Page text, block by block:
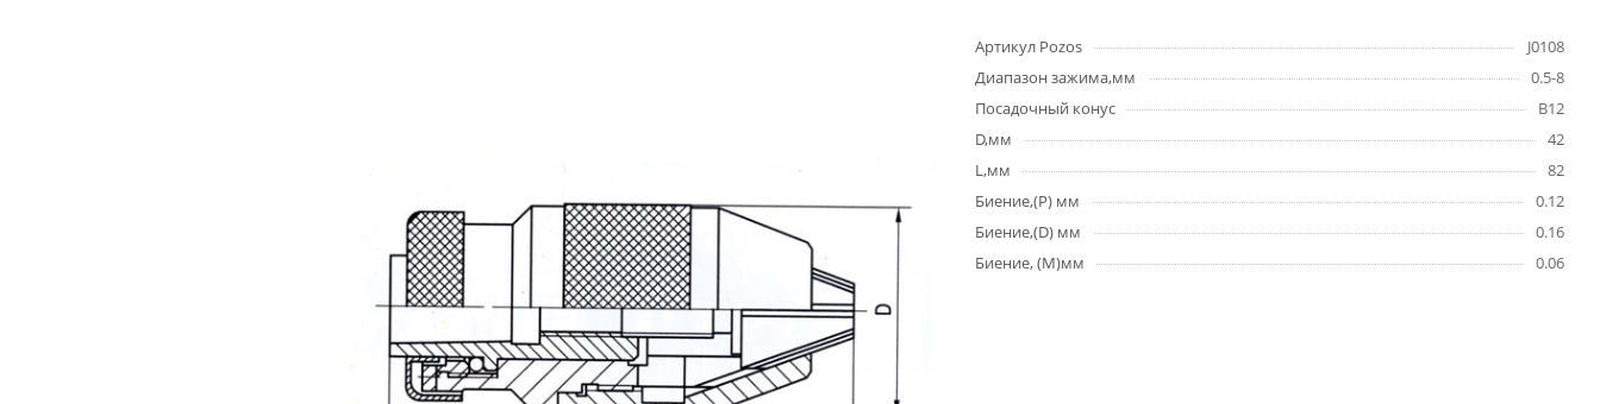
Артикул Pozos
J0108
Диапазон зажима,мм
0.5-8
Посадочный конус
B12
D,мм
42
L,мм
82
Биение,(P) мм
0.12
Биение,(D) мм
0.16
Биение, (M)мм
0.06